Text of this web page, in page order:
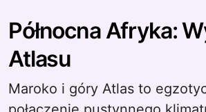
Północna Afryka:
Atlasu
Maroko i góry Atlas to